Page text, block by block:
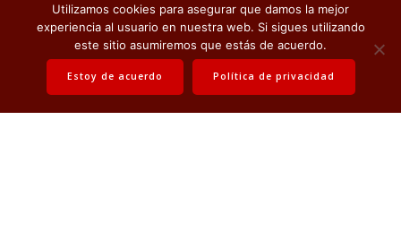
Electrónica Misana
© 2026 . All rights reserved
Utilizamos cookies para asegurar que damos la mejor
experiencia al usuario en nuestra web. Si sigues utilizando
este sitio asumiremos que estás de acuerdo.
Estoy de acuerdo Política de privacidad